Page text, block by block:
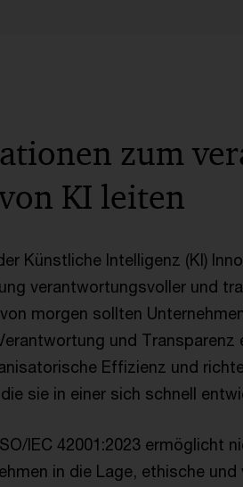
zum
KI leiten
Künstliche Intelligenz (KI)
verantwortungsvoller und
morgen sollten
und
Effizienz und
sie in einer sich schnell
IEC 42001:2023 ermöglicht
in die Lage, ethische